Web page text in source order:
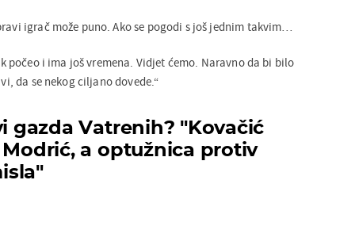
igrač može puno. Ako se pogodi s još jednim takvim…
počeo i ima još vremena. Vidjet ćemo. Naravno da bi bilo
da se nekog ciljano dovede.“
gazda Vatrenih? "Kovačić
a optužnica protiv